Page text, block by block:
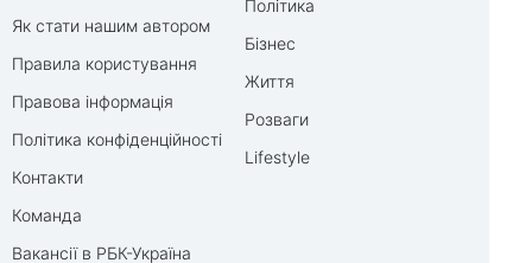
Як стати нашим автором
Правила користування
Правова інформація
Політика конфіденційності
Контакти
Команда
Вакансії в РБК-Україна
Політика
Бізнес
Життя
Розваги
Lifestyle